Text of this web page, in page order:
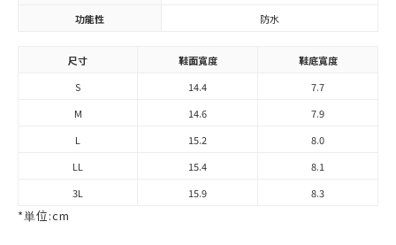
功能性
防水
尺寸 鞋面寬度
鞋底寬度
S
14.4
7.7
M
14.6
7.9
L
15.2
8.0
LL
15.4
8.1
3L
15.9 8.3
*単位:cm